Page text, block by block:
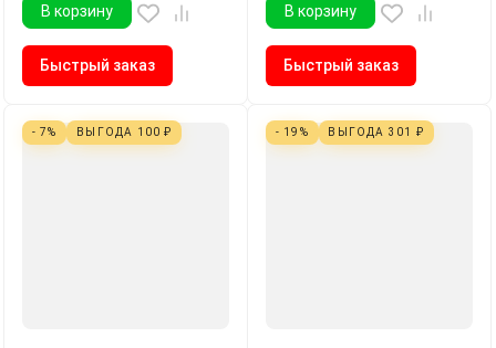
В корзину
Быстрый заказ
В корзину
Быстрый заказ
- 7% ВЫГОДА 100 ₽ - 19% ВЫГОДА 301 ₽